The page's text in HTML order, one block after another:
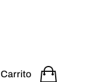
Carrito